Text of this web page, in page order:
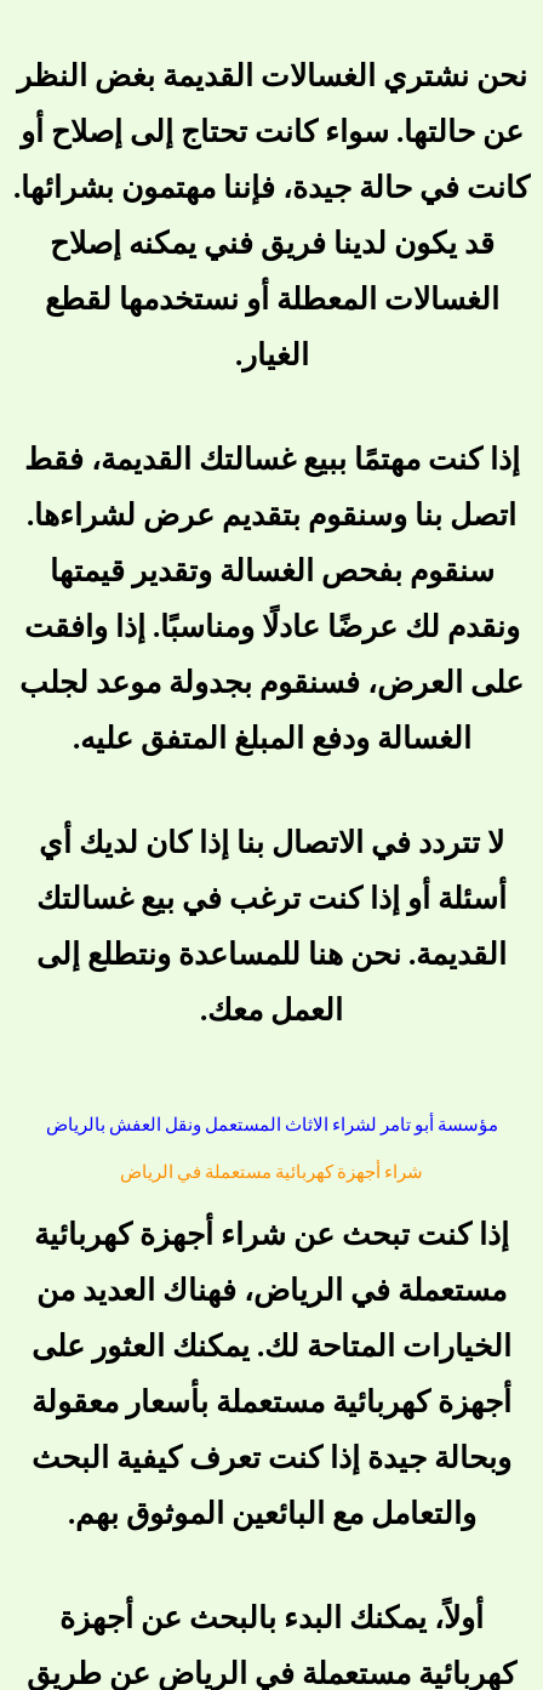
نحن نشتري الغسالات القديمة بغض النظر
عن حالتها. سواء كانت تحتاج إلى إصلاح أو
كانت في حالة جيدة، فإننا مهتمون بشرائها.
قد يكون لدينا فريق فني يمكنه إصلاح
الغسالات المعطلة أو نستخدمها لقطع
الغيار.
إذا كنت مهتمًا ببيع غسالتك القديمة، فقط
اتصل بنا وسنقوم بتقديم عرض لشراءها.
سنقوم بفحص الغسالة وتقدير قيمتها
ونقدم لك عرضًا عادلًا ومناسبًا. إذا وافقت
على العرض، فسنقوم بجدولة موعد لجلب
الغسالة ودفع المبلغ المتفق عليه.
لا تتردد في الاتصال بنا إذا كان لديك أي
أسئلة أو إذا كنت ترغب في بيع غسالتك
القديمة. نحن هنا للمساعدة ونتطلع إلى
العمل معك.
مؤسسة أبو تامر لشراء الاثاث المستعمل ونقل العفش بالرياض
شراء أجهزة كهربائية مستعملة في الرياض
إذا كنت تبحث عن شراء أجهزة كهربائية
مستعملة في الرياض، فهناك العديد من
الخيارات المتاحة لك. يمكنك العثور على
أجهزة كهربائية مستعملة بأسعار معقولة
وبحالة جيدة إذا كنت تعرف كيفية البحث
والتعامل مع البائعين الموثوق بهم.
أولاً، يمكنك البدء بالبحث عن أجهزة
كهربائية مستعملة في الرياض عن طريق